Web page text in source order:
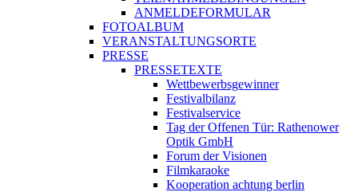
ANMELDEFORMULAR
FOTOALBUM
VERANSTALTUNGSORTE
PRESSE
PRESSETEXTE
Wettbewerbsgewinner
Festivalbilanz
Festivalservice
Tag der Offenen Tür: Rathenower
Optik GmbH
Forum der Visionen
Filmkaraoke
Kooperation achtung berlin